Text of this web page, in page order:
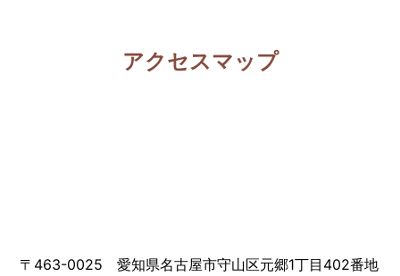
アクセスマップ
〒463-0025 愛知県名古屋市守山区元郷1丁目402番地